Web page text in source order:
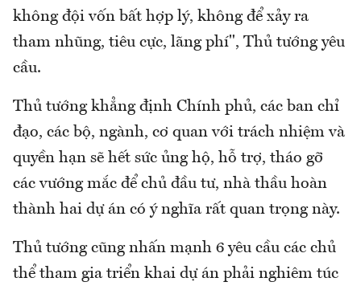
không đội vốn bất hợp lý, không để xảy ra
tham nhũng, tiêu cực, lãng phí", Thủ tướng yêu
cầu.
Thủ tướng khẳng định Chính phủ, các ban chỉ
đạo, các bộ, ngành, cơ quan với trách nhiệm và
quyền hạn sẽ hết sức ủng hộ, hỗ trợ, tháo gỡ
các vướng mắc để chủ đầu tư, nhà thầu hoàn
thành hai dự án có ý nghĩa rất quan trọng này.
Thủ tướng cũng nhấn mạnh 6 yêu cầu các chủ
thể tham gia triển khai dự án phải nghiêm túc